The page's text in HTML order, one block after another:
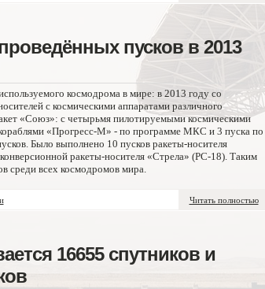
пусков в 2013
космодрома в мире: в 2013 году со
с космическими аппаратами различного
«Союз»: с четырьмя пилотируемыми космическими
«Прогресс-М» - по программе МКС и 3 пуска по
Было выполнено 10 пусков ракеты-носителя
ракеты-носителя «Стрела» (РС-18). Таким
среди всех космодромов мира.
Читать полностью
16655 спутников и